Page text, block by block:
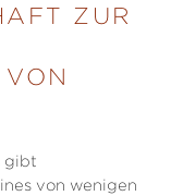
ZUR
gibt
von wenigen